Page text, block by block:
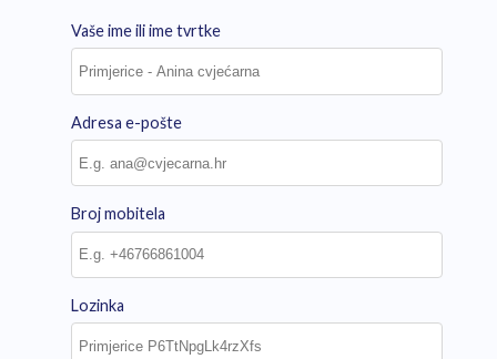
Vaše ime ili ime tvrtke
Adresa e-pošte
Broj mobitela
Lozinka